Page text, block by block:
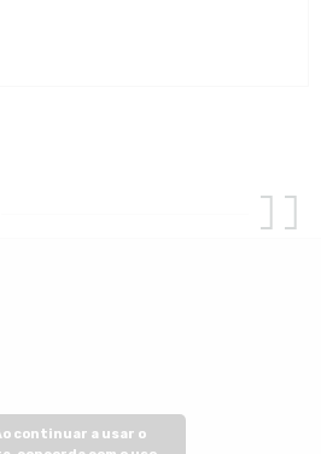
continuar a usar o